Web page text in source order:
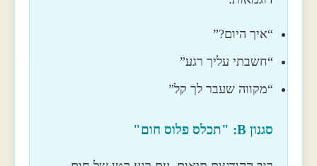
“איך היום?”
“חשבתי עליך רגע”
“מקווה שעבר לך קל”
סגנון B: "תכלס פלוס חום"